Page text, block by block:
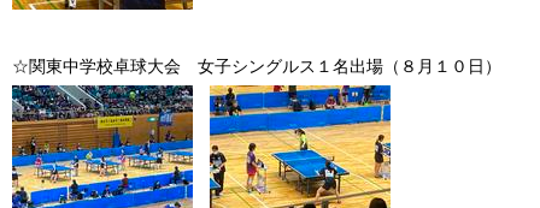
☆関東中学校卓球大会 女子シングルス１名出場（８月１０日）